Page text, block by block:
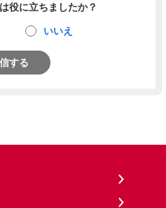
役に立ちましたか？
いいえ
する